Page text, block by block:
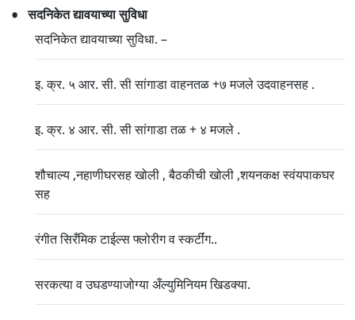
सदनिकेत द्यावयाच्या सुविधा
सदनिकेत द्यावयाच्या सुविधा. –
इ. क्र. ५ आर. सी. सी सांगाडा वाहनतळ +७ मजले उदवाहनसह .
इ. क्र. ४ आर. सी. सी सांगाडा तळ + ४ मजले .
शौचाल्य ,नहाणीघरसह खोली , बैठकीची खोली ,शयनकक्ष स्वंयपाकघर
सह
रंगीत सिरँमिक टाईल्स फ्लोरीग व स्कर्टींग..
सरकत्या व उघडण्याजोग्या अँल्युमिनियम खिडक्या.